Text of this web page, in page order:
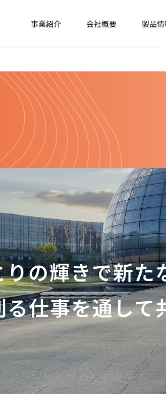
事業紹介 会社概要 製品情
の輝きで新た
仕事を通して